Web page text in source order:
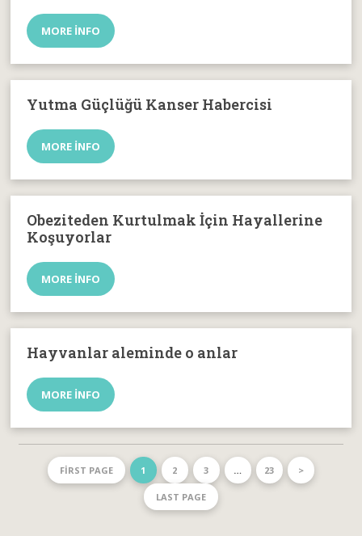
MORE INFO
Yutma Güçlüğü Kanser Habercisi
MORE INFO
Obeziteden Kurtulmak İçin Hayallerine
Koşuyorlar
MORE INFO
Hayvanlar aleminde o anlar
MORE INFO
FIRST PAGE 1 2 3 … 23 >
LAST PAGE